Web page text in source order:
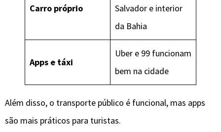
Carro próprio
Salvador e interior
da Bahia
Apps e táxi
Uber e 99 funcionam
bem na cidade
Além disso, o transporte público é funcional, mas apps
são mais práticos para turistas.